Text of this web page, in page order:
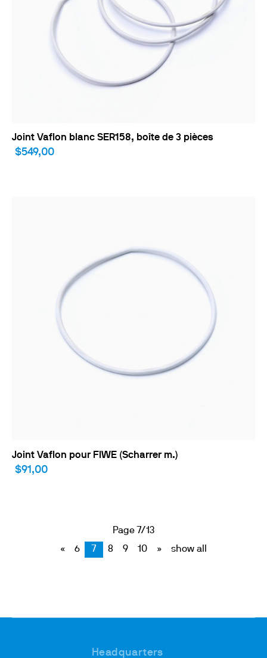
Joint Vaflon blanc SER158, boîte de 3 pièces
$549,00
Joint Vaflon pour FIWE (Scharrer m.)
$91,00
Page 7/13
« 6 7 8 9 10 » show all
Headquarters